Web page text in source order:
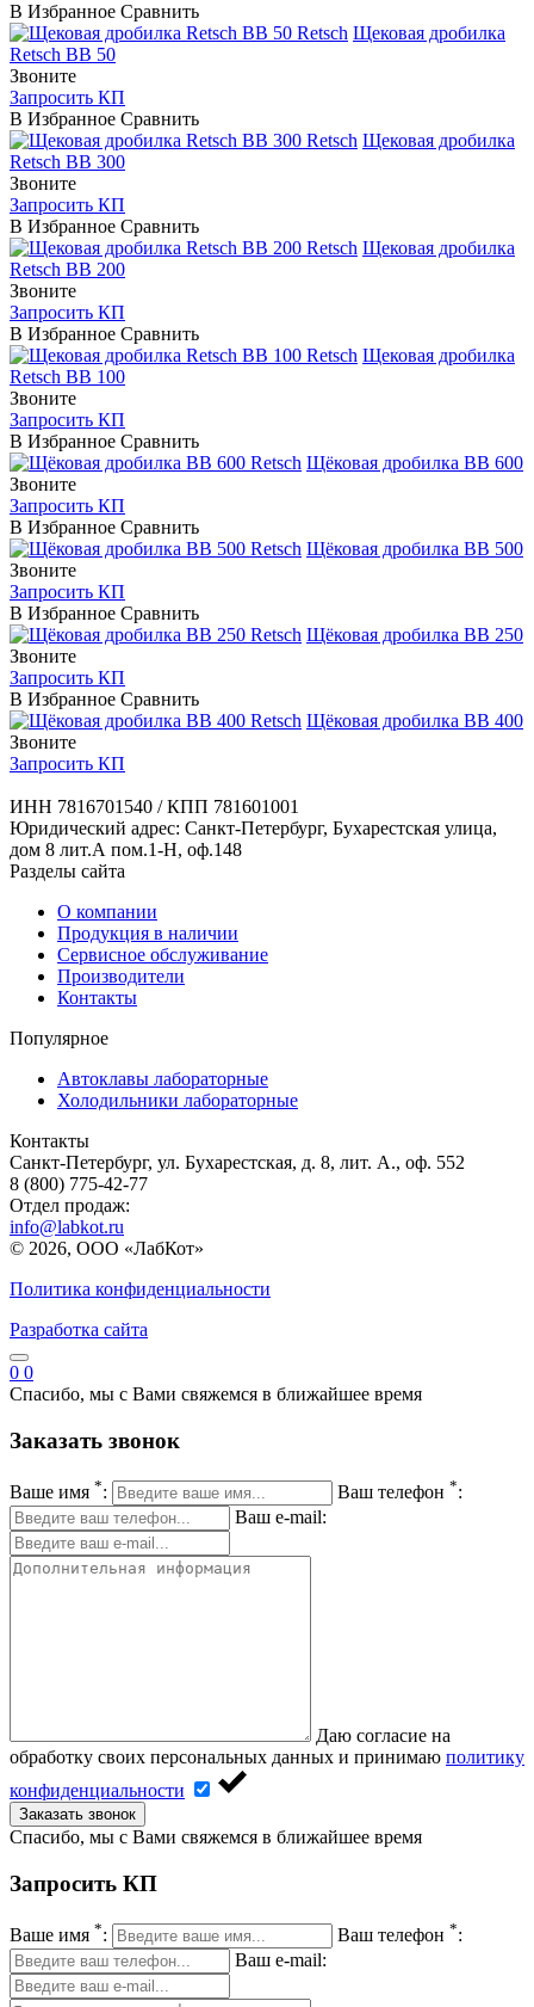
В Избранное Сравнить
Retsch Щековая дробилка
Retsch ВВ 50
Звоните
Запросить КП
В Избранное Сравнить
Retsch Щековая дробилка
Retsch ВВ 300
Звоните
Запросить КП
В Избранное Сравнить
Retsch Щековая дробилка
Retsch ВВ 200
Звоните
Запросить КП
В Избранное Сравнить
Retsch Щековая дробилка
Retsch ВВ 100
Звоните
Запросить КП
В Избранное Сравнить
Retsch Щёковая дробилка BB 600
Звоните
Запросить КП
В Избранное Сравнить
Retsch Щёковая дробилка BB 500
Звоните
Запросить КП
В Избранное Сравнить
Retsch Щёковая дробилка BB 250
Звоните
Запросить КП
В Избранное Сравнить
Retsch Щёковая дробилка BB 400
Звоните
Запросить КП
ИНН 7816701540 / КПП 781601001
Юридический адрес: Санкт-Петербург, Бухарестская улица,
дом 8 лит.А пом.1-Н, оф.148
Разделы сайта
О компании
Продукция в наличии
Сервисное обслуживание
Производители
Контакты
Популярное
Автоклавы лабораторные
Холодильники лабораторные
Контакты
Санкт-Петербург, ул. Бухарестская, д. 8, лит. А., оф. 552
8 (800) 775-42-77
Отдел продаж:
info@labkot.ru
© 2026, ООО «ЛабКот»
Политика конфиденциальности
Разработка сайта
0 0
Спасибо, мы с Вами свяжемся в ближайшее время
Заказать звонок
Ваше имя *: Ваш телефон *:
Ваш e-mail:
Даю согласие на
обработку своих персональных данных и принимаю политику
конфиденциальности
Заказать звонок
Спасибо, мы с Вами свяжемся в ближайшее время
Запросить КП
Ваше имя *: Ваш телефон *:
Ваш e-mail: